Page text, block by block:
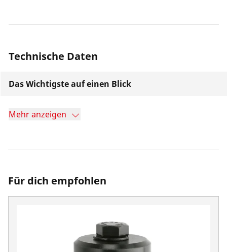
Technische Daten
Das Wichtigste auf einen Blick
Mehr anzeigen
Für dich empfohlen